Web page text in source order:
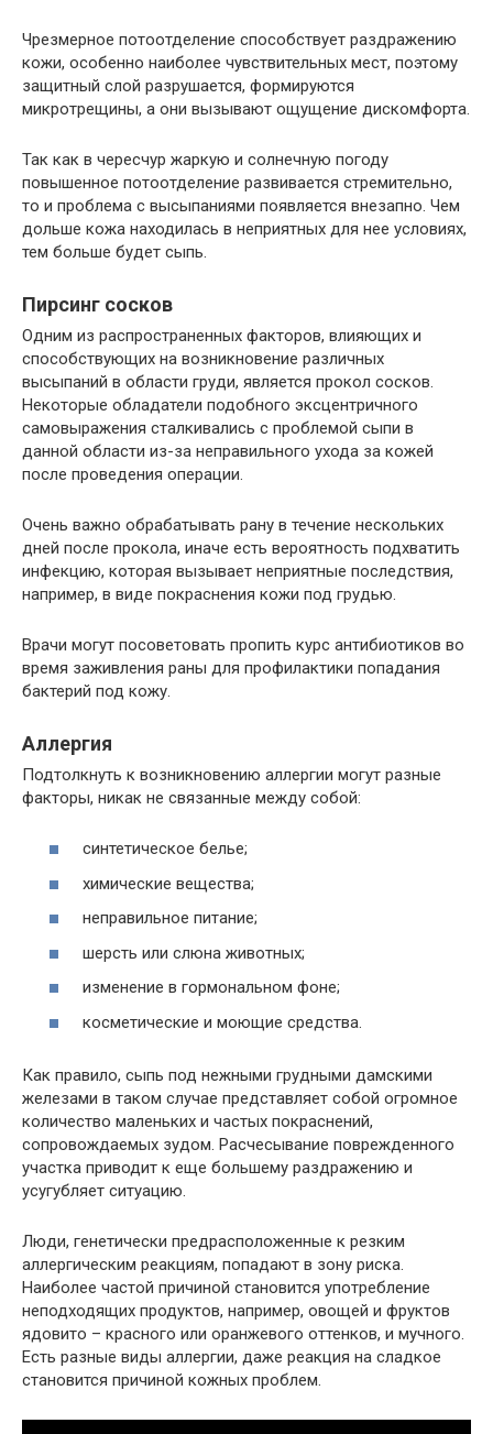
Чрезмерное потоотделение способствует раздражению
кожи, особенно наиболее чувствительных мест, поэтому
защитный слой разрушается, формируются
микротрещины, а они вызывают ощущение дискомфорта.
Так как в чересчур жаркую и солнечную погоду
повышенное потоотделение развивается стремительно,
то и проблема с высыпаниями появляется внезапно. Чем
дольше кожа находилась в неприятных для нее условиях,
тем больше будет сыпь.
Пирсинг сосков
Одним из распространенных факторов, влияющих и
способствующих на возникновение различных
высыпаний в области груди, является прокол сосков.
Некоторые обладатели подобного эксцентричного
самовыражения сталкивались с проблемой сыпи в
данной области из-за неправильного ухода за кожей
после проведения операции.
Очень важно обрабатывать рану в течение нескольких
дней после прокола, иначе есть вероятность подхватить
инфекцию, которая вызывает неприятные последствия,
например, в виде покраснения кожи под грудью.
Врачи могут посоветовать пропить курс антибиотиков во
время заживления раны для профилактики попадания
бактерий под кожу.
Аллергия
Подтолкнуть к возникновению аллергии могут разные
факторы, никак не связанные между собой:
синтетическое белье;
химические вещества;
неправильное питание;
шерсть или слюна животных;
изменение в гормональном фоне;
косметические и моющие средства.
Как правило, сыпь под нежными грудными дамскими
железами в таком случае представляет собой огромное
количество маленьких и частых покраснений,
сопровождаемых зудом. Расчесывание поврежденного
участка приводит к еще большему раздражению и
усугубляет ситуацию.
Люди, генетически предрасположенные к резким
аллергическим реакциям, попадают в зону риска.
Наиболее частой причиной становится употребление
неподходящих продуктов, например, овощей и фруктов
ядовито – красного или оранжевого оттенков, и мучного.
Есть разные виды аллергии, даже реакция на сладкое
становится причиной кожных проблем.